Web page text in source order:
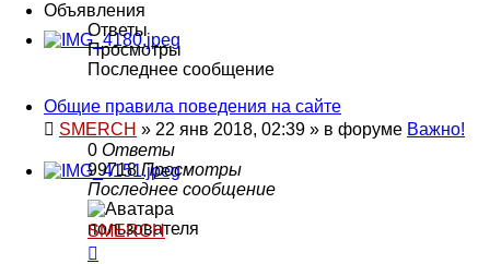
Объявления
Ответы
Просмотры
Последнее сообщение
Общие правила поведения на сайте
SMERCH » 22 янв 2018, 02:39 » в форуме Важно!
0 Ответы
99718Просмотры
Последнее сообщение
SMERCH